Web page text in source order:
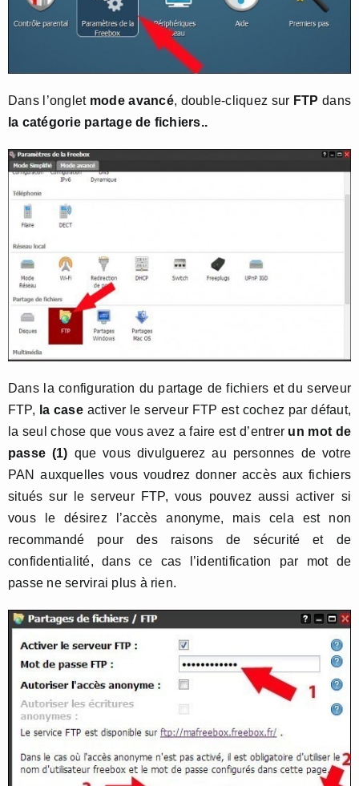
Dans l’onglet mode avancé, double-cliquez sur FTP dans
la catégorie partage de fichiers..
Dans la configuration du partage de fichiers et du serveur
FTP, la caseactiver le serveur FTP est cochez par défaut,
la seul chose que vous avez a faire est d’entrer un mot de
passe (1) que vous divulguerez au personnes de votre
PAN auxquelles vous voudrez donner accès aux fichiers
situés sur le serveur FTP, vous pouvez aussi activer si
vous le désirez l’accès anonyme, mais cela est non
recommandé pour des raisons de sécurité et de
confidentialité, dans ce cas l’identification par mot de
passe ne servirai plus à rien.